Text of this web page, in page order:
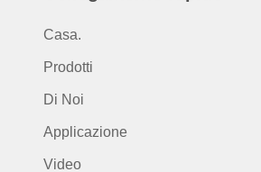
Casa.
Prodotti
Di Noi
Applicazione
Video